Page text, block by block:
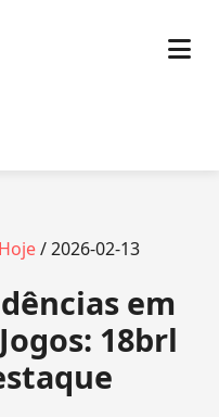
/ 2026-02-13
em
18brl